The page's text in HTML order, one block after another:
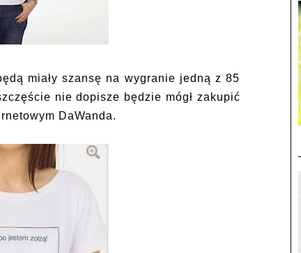
miały szansę na wygranie jedną z 85
nie dopisze będzie mógł zakupić
DaWanda.